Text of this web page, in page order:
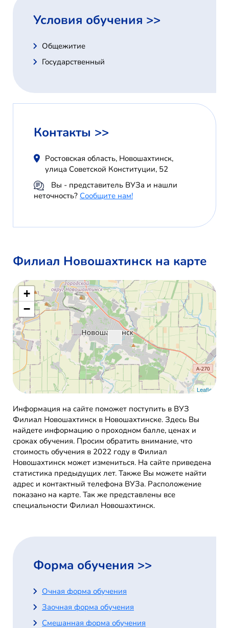
Условия обучения >>
Общежитие
Государственный
Контакты >>
Ростовская область, Новошахтинск,
улица Советской Конституции, 52
Вы - представитель ВУЗа и нашли
неточность? Сообщите нам!
Филиал Новошахтинск на карте
+
−
Leaflet
Информация на сайте поможет поступить в ВУЗ
Филиал Новошахтинск в Новошахтинске. Здесь Вы
найдете информацию о проходном балле, ценах и
сроках обучения. Просим обратить внимание, что
стоимость обучения в 2022 году в Филиал
Новошахтинск может измениться. На сайте приведена
статистика предыдущих лет. Также Вы можете найти
адрес и контактный телефона ВУЗа. Расположение
показано на карте. Так же представлены все
специальности Филиал Новошахтинск.
Форма обучения >>
Очная форма обучения
Заочная форма обучения
Смешанная форма обучения